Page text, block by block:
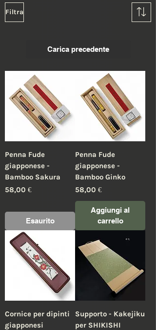
Filtra
Carica precedente
Penna Fude
giapponese -
Bamboo Sakura
Prezzo
58,00 €
Esaurito
Penna Fude
giapponese -
Bamboo Ginko
Prezzo
58,00 €
Aggiungi al
carrello
Cornice per dipinti
giapponesi
Supporto - Kakejiku
per SHIKISHI